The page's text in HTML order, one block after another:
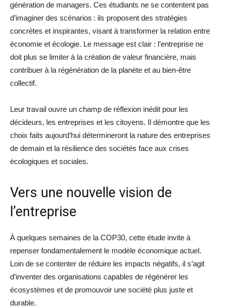
génération de managers. Ces étudiants ne se contentent pas
d’imaginer des scénarios : ils proposent des stratégies
concrètes et inspirantes, visant à transformer la relation entre
économie et écologie. Le message est clair : l’entreprise ne
doit plus se limiter à la création de valeur financière, mais
contribuer à la régénération de la planète et au bien-être
collectif.
Leur travail ouvre un champ de réflexion inédit pour les
décideurs, les entreprises et les citoyens. Il démontre que les
choix faits aujourd’hui détermineront la nature des entreprises
de demain et la résilience des sociétés face aux crises
écologiques et sociales.
Vers une nouvelle vision de
l’entreprise
À quelques semaines de la COP30, cette étude invite à
repenser fondamentalement le modèle économique actuel.
Loin de se contenter de réduire les impacts négatifs, il s’agit
d’inventer des organisations capables de régénérer les
écosystèmes et de promouvoir une société plus juste et
durable.